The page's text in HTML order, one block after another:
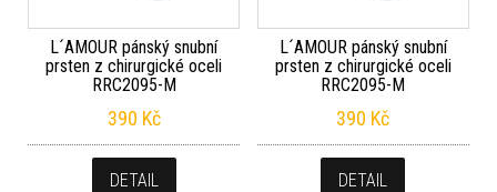
L´AMOUR pánský snubní
prsten z chirurgické oceli
RRC2095-M
390 Kč
DETAIL
L´AMOUR pánský snubní
prsten z chirurgické oceli
RRC2095-M
390 Kč
DETAIL